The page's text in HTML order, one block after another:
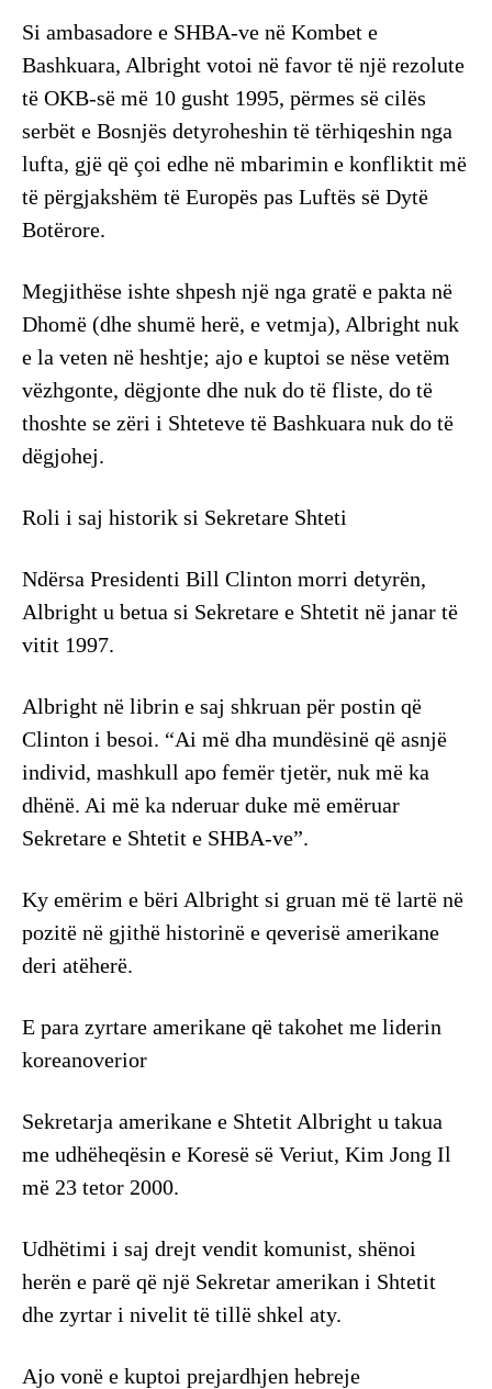
Si ambasadore e SHBA-ve në Kombet e
Bashkuara, Albright votoi në favor të një rezolute
të OKB-së më 10 gusht 1995, përmes së cilës
serbët e Bosnjës detyroheshin të tërhiqeshin nga
lufta, gjë që çoi edhe në mbarimin e konfliktit më
të përgjakshëm të Europës pas Luftës së Dytë
Botërore.
Megjithëse ishte shpesh një nga gratë e pakta në
Dhomë (dhe shumë herë, e vetmja), Albright nuk
e la veten në heshtje; ajo e kuptoi se nëse vetëm
vëzhgonte, dëgjonte dhe nuk do të fliste, do të
thoshte se zëri i Shteteve të Bashkuara nuk do të
dëgjohej.
Roli i saj historik si Sekretare Shteti
Ndërsa Presidenti Bill Clinton morri detyrën,
Albright u betua si Sekretare e Shtetit në janar të
vitit 1997.
Albright në librin e saj shkruan për postin që
Clinton i besoi. “Ai më dha mundësinë që asnjë
individ, mashkull apo femër tjetër, nuk më ka
dhënë. Ai më ka nderuar duke më emëruar
Sekretare e Shtetit e SHBA-ve”.
Ky emërim e bëri Albright si gruan më të lartë në
pozitë në gjithë historinë e qeverisë amerikane
deri atëherë.
E para zyrtare amerikane që takohet me liderin
koreanoverior
Sekretarja amerikane e Shtetit Albright u takua
me udhëheqësin e Koresë së Veriut, Kim Jong Il
më 23 tetor 2000.
Udhëtimi i saj drejt vendit komunist, shënoi
herën e parë që një Sekretar amerikan i Shtetit
dhe zyrtar i nivelit të tillë shkel aty.
Ajo vonë e kuptoi prejardhjen hebreje